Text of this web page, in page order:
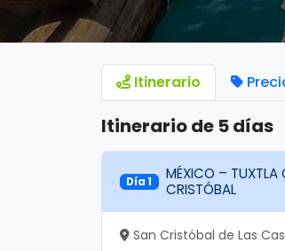
Itinerario
Itinerario de 5 días
Día 1
MÉXICO – TUXTLA
CRISTÓBAL
San Cristóbal de Las